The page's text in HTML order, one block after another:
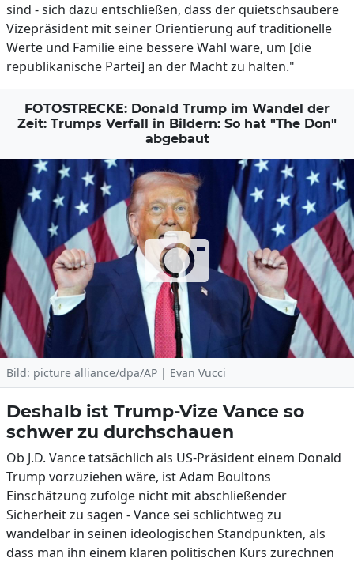
sind - sich dazu entschließen, dass der quietschsaubere
Vizepräsident mit seiner Orientierung auf traditionelle
Werte und Familie eine bessere Wahl wäre, um [die
republikanische Partei] an der Macht zu halten."
FOTOSTRECKE: Donald Trump im Wandel der
Zeit: Trumps Verfall in Bildern: So hat "The Don"
abgebaut
Bild: picture alliance/dpa/AP | Evan Vucci
Deshalb ist Trump-Vize Vance so
schwer zu durchschauen
Ob J.D. Vance tatsächlich als US-Präsident einem Donald
Trump vorzuziehen wäre, ist Adam Boultons
Einschätzung zufolge nicht mit abschließender
Sicherheit zu sagen - Vance sei schlichtweg zu
wandelbar in seinen ideologischen Standpunkten, als
dass man ihn einem klaren politischen Kurs zurechnen